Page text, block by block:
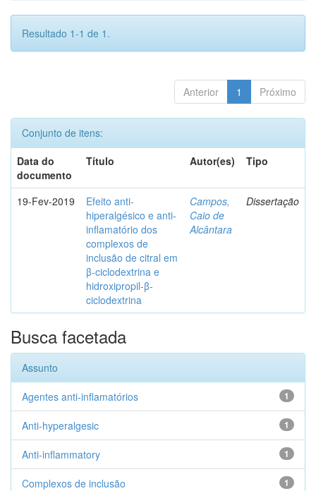
Resultado 1-1 de 1.
Anterior 1 Próximo
Conjunto de itens:
Data do
documento
Título Autor(es) Tipo
19-Fev-2019
Efeito anti-
hiperalgésico e anti-
inflamatório dos
complexos de
inclusão de citral em
β-ciclodextrina e
hidroxipropil-β-
ciclodextrina
Campos,
Caio de
Alcântara
Dissertação
Busca facetada
Assunto
1
Agentes anti-inflamatórios
1
Anti-hyperalgesic
1
Anti-inflammatory
1
Complexos de inclusão